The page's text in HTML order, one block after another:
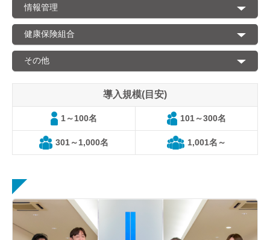
情報管理
健康保険組合
その他
導入規模(目安)
1～100名 101～300名
301～1,000名 1,001名～